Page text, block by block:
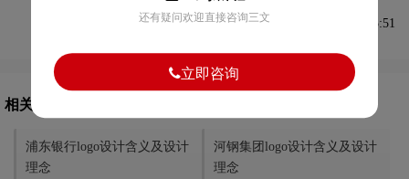
发布于2021-08-31 08:55:51
相关文章推荐
浦东银行logo设计含义及设计
理念
河钢集团logo设计含义及设计
理念
还有疑问欢迎直接咨询三文
立即咨询